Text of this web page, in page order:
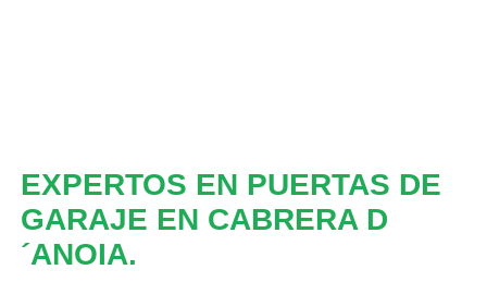
EXPERTOS EN PUERTAS DE
GARAJE EN CABRERA D
´ANOIA.